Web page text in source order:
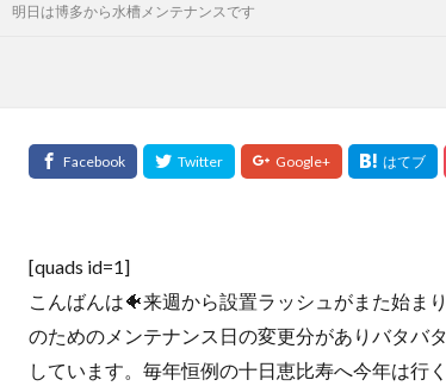
明日は博多から水槽メンテナンスです
[quads id=1]
こんばんは🐠来週から設置ラッシュがまた始ま
のためのメンテナンス日の変更分がありバタバ
しています。毎年恒例の十日恵比寿へ今年は行く